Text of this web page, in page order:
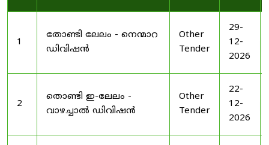
1
തോണ്ടി ലേലം - നെന്മാറ
ഡിവിഷൻ
Other
Tender
29-
12-
2026
2
തൊണ്ടി ഇ-ലേലം -
വാഴച്ചാൽ ഡിവിഷൻ
Other
Tender
22-
12-
2026